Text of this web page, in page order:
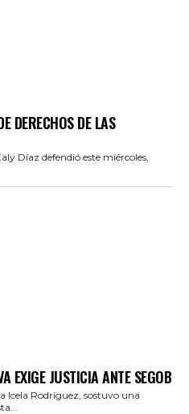
DERECHOS DE LAS
Díaz defendió este miércoles,
EXIGE JUSTICIA ANTE SEGOB
Icela Rodríguez, sostuvo una